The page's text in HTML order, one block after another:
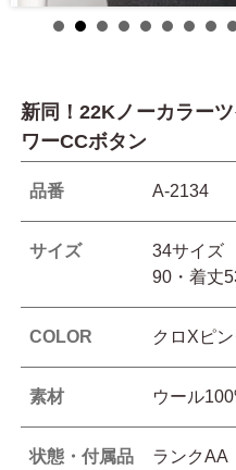
新同！22Kノーカラー
ワーCCボタン
品番 A-2134
サイズ
34サイズ
90・着丈
COLOR クロXピン
素材 ウール
状態・付属品 ランク